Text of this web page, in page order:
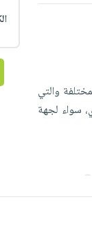
والتي
سواء لجهة